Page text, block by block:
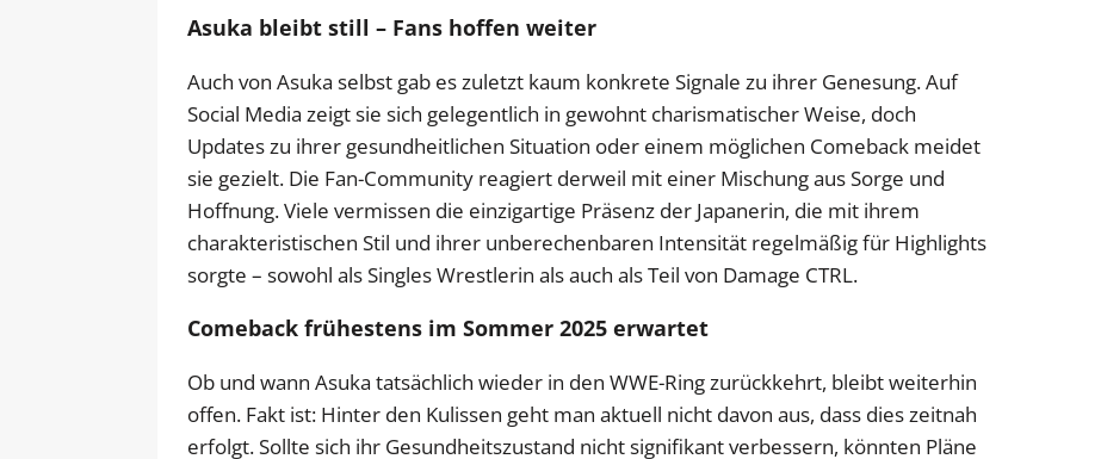
Asuka bleibt still – Fans hoffen weiter
Auch von Asuka selbst gab es zuletzt kaum konkrete Signale zu ihrer Genesung. Auf
Social Media zeigt sie sich gelegentlich in gewohnt charismatischer Weise, doch
Updates zu ihrer gesundheitlichen Situation oder einem möglichen Comeback meidet
sie gezielt. Die Fan-Community reagiert derweil mit einer Mischung aus Sorge und
Hoffnung. Viele vermissen die einzigartige Präsenz der Japanerin, die mit ihrem
charakteristischen Stil und ihrer unberechenbaren Intensität regelmäßig für Highlights
sorgte – sowohl als Singles Wrestlerin als auch als Teil von Damage CTRL.
Comeback frühestens im Sommer 2025 erwartet
Ob und wann Asuka tatsächlich wieder in den WWE-Ring zurückkehrt, bleibt weiterhin
offen. Fakt ist: Hinter den Kulissen geht man aktuell nicht davon aus, dass dies zeitnah
erfolgt. Sollte sich ihr Gesundheitszustand nicht signifikant verbessern, könnten Pläne